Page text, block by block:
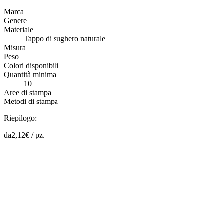
Marca
Genere
Materiale
Tappo di sughero naturale
Misura
Peso
Colori disponibili
Quantità minima
10
Aree di stampa
Metodi di stampa
Riepilogo:
da2,12€ /pz.